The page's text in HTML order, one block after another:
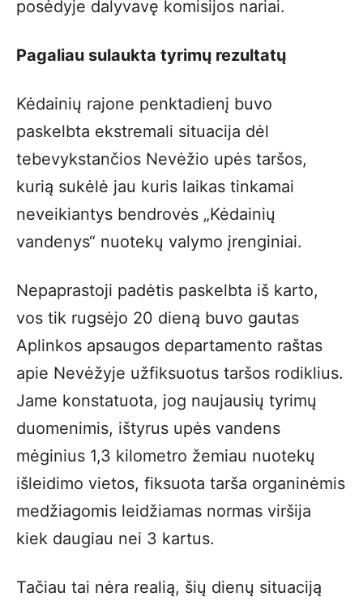
posėdyje dalyvavę komisijos nariai.
Pagaliau sulaukta tyrimų rezultatų
Kėdainių rajone penktadienį buvo
paskelbta ekstremali situacija dėl
tebevykstančios Nevėžio upės taršos,
kurią sukėlė jau kuris laikas tinkamai
neveikiantys bendrovės „Kėdainių
vandenys“ nuotekų valymo įrenginiai.
Nepaprastoji padėtis paskelbta iš karto,
vos tik rugsėjo 20 dieną buvo gautas
Aplinkos apsaugos departamento raštas
apie Nevėžyje užfiksuotus taršos rodiklius.
Jame konstatuota, jog naujausių tyrimų
duomenimis, ištyrus upės vandens
mėginius 1,3 kilometro žemiau nuotekų
išleidimo vietos, fiksuota tarša organinėmis
medžiagomis leidžiamas normas viršija
kiek daugiau nei 3 kartus.
Tačiau tai nėra realią, šių dienų situaciją